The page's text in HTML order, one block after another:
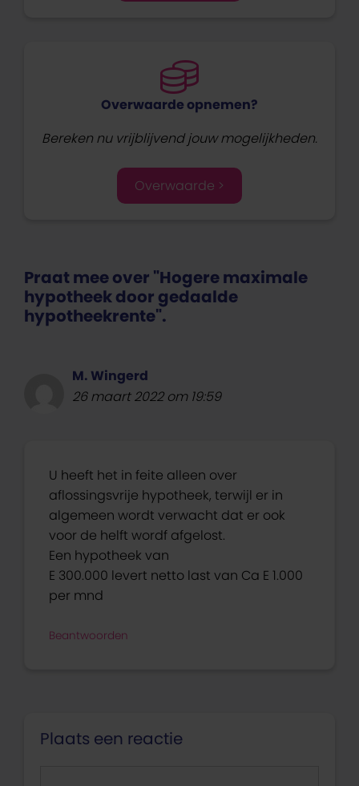
Overwaarde opnemen?
Bereken nu vrijblijvend jouw mogelijkheden.
Overwaarde >
Praat mee over "Hogere maximale
hypotheek door gedaalde
hypotheekrente".
M. Wingerd
26 maart 2022 om 19:59
U heeft het in feite alleen over
aflossingsvrije hypotheek, terwijl er in
algemeen wordt verwacht dat er ook
voor de helft wordf afgelost.
Een hypotheek van
E 300.000 levert netto last van Ca E 1.000
per mnd
Beantwoorden
Plaats een reactie